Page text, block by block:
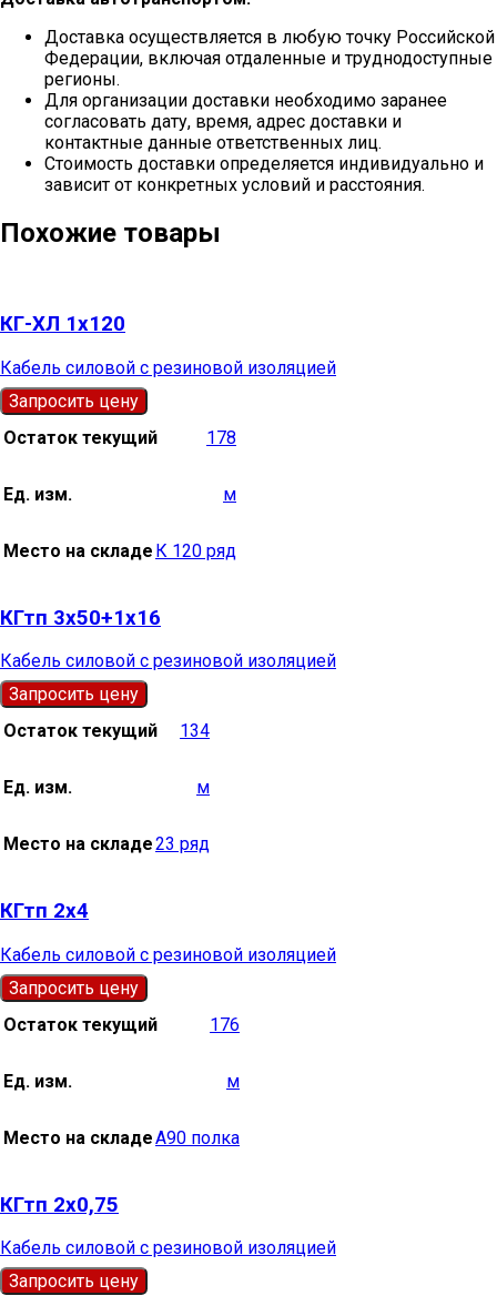
Доставка осуществляется в любую точку Российской
Федерации, включая отдаленные и труднодоступные
регионы.
Для организации доставки необходимо заранее
согласовать дату, время, адрес доставки и
контактные данные ответственных лиц.
Стоимость доставки определяется индивидуально и
зависит от конкретных условий и расстояния.
Похожие товары
КГ-ХЛ 1х120
Кабель силовой с резиновой изоляцией
Запросить цену
Остаток текущий
178
Ед. изм. м
Место на складе К 120 ряд
КГтп 3х50+1х16
Кабель силовой с резиновой изоляцией
Запросить цену
Остаток текущий
134
Ед. изм. м
Место на складе23 ряд
КГтп 2х4
Кабель силовой с резиновой изоляцией
Запросить цену
Остаток текущий
176
Ед. изм. м
Место на складеА90 полка
КГтп 2х0,75
Кабель силовой с резиновой изоляцией
Запросить цену